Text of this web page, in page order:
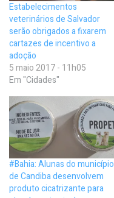
Estabelecimentos
veterinários de Salvador
serão obrigados a fixarem
cartazes de incentivo a
adoção
5 maio 2017 - 11h05
Em "Cidades"
#Bahia: Alunas do município
de Candiba desenvolvem
produto cicatrizante para